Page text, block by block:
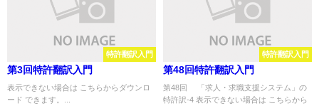
特許翻訳入門
第3回特許翻訳入門
表示できない場合は こちらからダウンロ
ード できます。...
特許翻訳入門
第48回特許翻訳入門
第48回 「求人・求職支援システム」の
特許訳-4 表示できない場合は こちらから